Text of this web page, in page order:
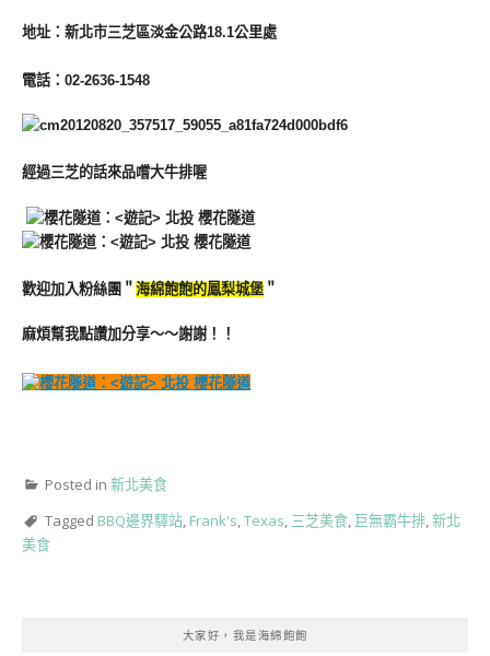
地址：新北市三芝區淡金公路18.1公里處
電話：02-2636-1548
經過三芝的話來品嚐大牛排喔
歡迎加入粉絲團＂ 海綿飽飽的鳳梨城堡 ＂
麻煩幫我點讚加分享～～謝謝！！
Posted in 新北美食
Tagged BBQ邊界驛站, Frank's,Texas, 三芝美食, 巨無霸牛排,新北
美食
大家好，我是海綿飽飽